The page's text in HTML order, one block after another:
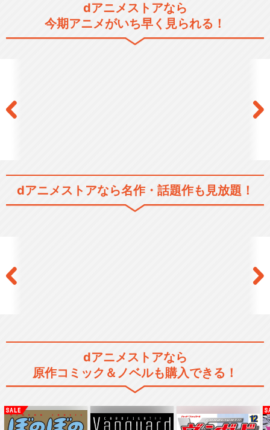
ズ4）
きかんしゃトーマス（シリー
ズ6）
きかんしゃトーマス（シリー
dアニメストアなら
今期アニメがいち早く見られる！
dアニメストアなら名作・話題作も見放題！
dアニメストアなら
原作コミック＆ノベルも購入できる！